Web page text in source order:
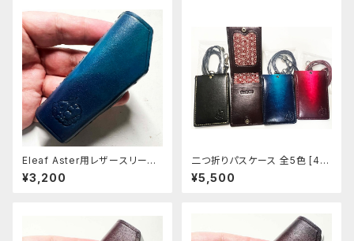
Eleaf Aster用レザースリーブ
[397-as]
¥3,200
二つ折りパスケース 全5色 [44
3-447]
¥5,500